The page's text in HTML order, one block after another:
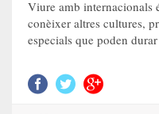
Viure amb internacionals
conèixer altres cultures,
especials que poden